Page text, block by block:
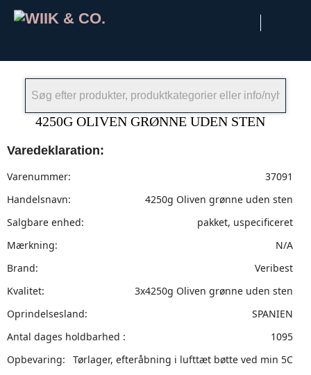
4250G OLIVEN GRØNNE UDEN STEN
Varedeklaration:
Varenummer:
37091
Handelsnavn:
4250g Oliven grønne uden sten
Salgbare enhed:
pakket, uspecificeret
Mærkning:
N/A
Brand:
Veribest
Kvalitet:
3x4250g Oliven grønne uden sten
Oprindelsesland:
SPANIEN
Antal dages holdbarhed :
1095
Opbevaring:
Tørlager, efteråbning i lufttæt bøtte ved min 5C